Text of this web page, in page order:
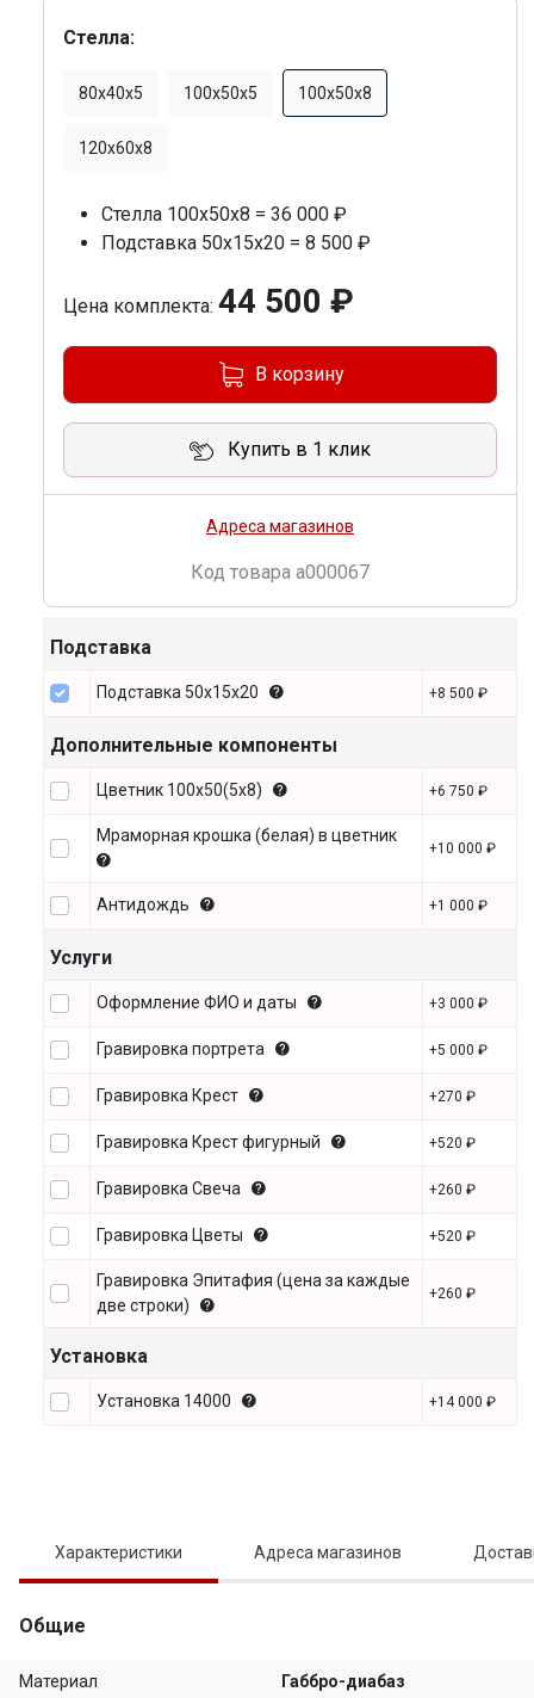
Подставка
Подставка 50х15х20 +8 500 ₽
Дополнительные компоненты
Цветник 100х50(5х8) +6 750 ₽
Мраморная крошка (белая) в цветник
+10 000 ₽
Антидождь +1 000 ₽
Услуги
Оформление ФИО и даты +3 000 ₽
Гравировка портрета +5 000 ₽
Гравировка Крест +270 ₽
Гравировка Крест фигурный +520 ₽
Гравировка Свеча +260 ₽
Гравировка Цветы +520 ₽
Гравировка Эпитафия (цена за каждые
две строки)
+260 ₽
Установка
Установка 14000 +14 000 ₽
Стелла:
80х40х5 100х50х5 100х50х8
120х60х8
Стелла 100х50х8 = 36 000 ₽
Подставка 50х15х20 = 8 500 ₽
Цена комплекта: 44 500 ₽
В корзину
Купить в 1 клик
Адреса магазинов
Код товара a000067
Характеристики Адреса магазинов
Общие
Материал Габбро-диабаз